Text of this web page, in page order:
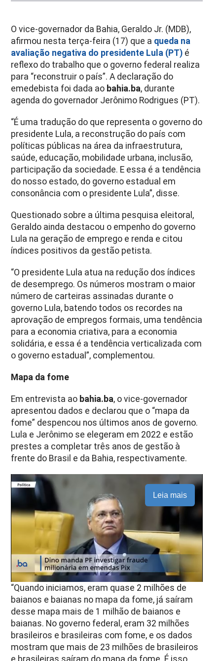
O vice-governador da Bahia, Geraldo Jr. (MDB),
afirmou nesta terça-feira (17) que a queda na
avaliação negativa do presidente Lula (PT) é
reflexo do trabalho que o governo federal realiza
para “reconstruir o país”. A declaração do
emedebista foi dada ao bahia.ba, durante
agenda do governador Jerônimo Rodrigues (PT).
“É uma tradução do que representa o governo do
presidente Lula, a reconstrução do país com
políticas públicas na área da infraestrutura,
saúde, educação, mobilidade urbana, inclusão,
participação da sociedade. E essa é a tendência
do nosso estado, do governo estadual em
consonância com o presidente Lula”, disse.
Questionado sobre a última pesquisa eleitoral,
Geraldo ainda destacou o empenho do governo
Lula na geração de emprego e renda e citou
índices positivos da gestão petista.
“O presidente Lula atua na redução dos índices
de desemprego. Os números mostram o maior
número de carteiras assinadas durante o
governo Lula, batendo todos os recordes na
aprovação de empregos formais, uma tendência
para a economia criativa, para a economia
solidária, e essa é a tendência verticalizada com
o governo estadual”, complementou.
Mapa da fome
Em entrevista ao bahia.ba, o vice-governador
apresentou dados e declarou que o “mapa da
fome” despencou nos últimos anos de governo.
Lula e Jerônimo se elegeram em 2022 e estão
prestes a completar três anos de gestão à
frente do Brasil e da Bahia, respectivamente.
Leia mais
“Quando iniciamos, eram quase 2 milhões de
baianos e baianas no mapa da fome, já saíram
desse mapa mais de 1 milhão de baianos e
baianas. No governo federal, eram 32 milhões
brasileiros e brasileiras com fome, e os dados
mostram que mais de 23 milhões de brasileiros
e brasileiras saíram do mapa da fome. É isso